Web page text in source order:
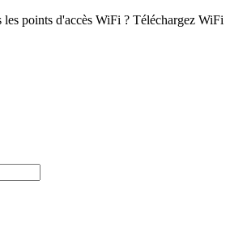
points d'accès WiFi ? Téléchargez WiFi